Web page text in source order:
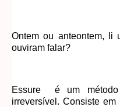
Ontem ou anteontem, li
ouviram falar?
Essure é um método
irreversível. Consiste